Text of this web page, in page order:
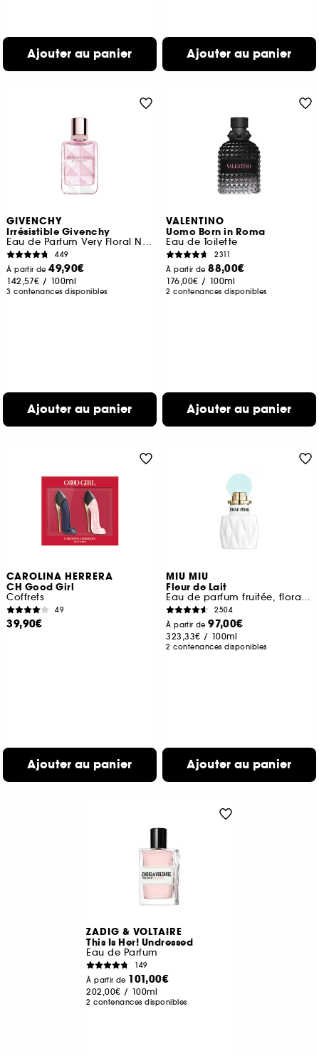
Ajouter au panier Ajouter au panier
GIVENCHY
Irrésistible Givenchy
Eau de Parfum Very Floral Notes Florales Boisées
449
À partir de49,90€
142,57€ / 100ml
3 contenances disponibles
Ajouter au panier
VALENTINO
Uomo Born in Roma
Eau de Toilette
2311
À partir de88,00€
176,00€ / 100ml
2 contenances disponibles
Ajouter au panier
CAROLINA HERRERA
CH Good Girl
Coffrets
49
39,90€
Ajouter au panier
MIU MIU
Fleur de Lait
Eau de parfum fruitée, florale et ambrée pour femme
2504
À partir de97,00€
323,33€ / 100ml
2 contenances disponibles
Ajouter au panier
ZADIG & VOLTAIRE
This Is Her! Undressed
Eau de Parfum
149
À partir de 101,00€
202,00€ / 100ml
2 contenances disponibles